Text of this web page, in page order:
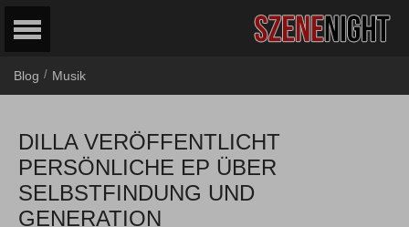
Blog / Musik
DILLA VERÖFFENTLICHT
PERSÖNLICHE EP ÜBER
SELBSTFINDUNG UND
GENERATION